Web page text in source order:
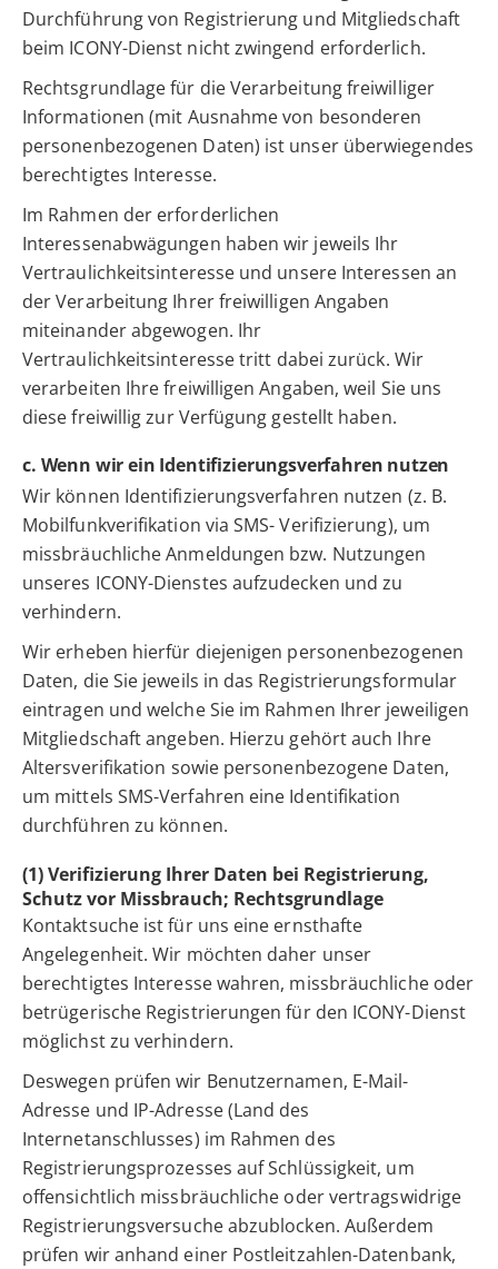
Durchführung von Registrierung und Mitgliedschaft
beim ICONY-Dienst nicht zwingend erforderlich.
Rechtsgrundlage für die Verarbeitung freiwilliger
Informationen (mit Ausnahme von besonderen
personenbezogenen Daten) ist unser überwiegendes
berechtigtes Interesse.
Im Rahmen der erforderlichen
Interessenabwägungen haben wir jeweils Ihr
Vertraulichkeitsinteresse und unsere Interessen an
der Verarbeitung Ihrer freiwilligen Angaben
miteinander abgewogen. Ihr
Vertraulichkeitsinteresse tritt dabei zurück. Wir
verarbeiten Ihre freiwilligen Angaben, weil Sie uns
diese freiwillig zur Verfügung gestellt haben.
c. Wenn wir ein Identifizierungsverfahren nutzen
Wir können Identifizierungsverfahren nutzen (z. B.
Mobilfunkverifikation via SMS- Verifizierung), um
missbräuchliche Anmeldungen bzw. Nutzungen
unseres ICONY-Dienstes aufzudecken und zu
verhindern.
Wir erheben hierfür diejenigen personenbezogenen
Daten, die Sie jeweils in das Registrierungsformular
eintragen und welche Sie im Rahmen Ihrer jeweiligen
Mitgliedschaft angeben. Hierzu gehört auch Ihre
Altersverifikation sowie personenbezogene Daten,
um mittels SMS-Verfahren eine Identifikation
durchführen zu können.
(1) Verifizierung Ihrer Daten bei Registrierung,
Schutz vor Missbrauch; Rechtsgrundlage
Kontaktsuche ist für uns eine ernsthafte
Angelegenheit. Wir möchten daher unser
berechtigtes Interesse wahren, missbräuchliche oder
betrügerische Registrierungen für den ICONY-Dienst
möglichst zu verhindern.
Deswegen prüfen wir Benutzernamen, E-Mail-
Adresse und IP-Adresse (Land des
Internetanschlusses) im Rahmen des
Registrierungsprozesses auf Schlüssigkeit, um
offensichtlich missbräuchliche oder vertragswidrige
Registrierungsversuche abzublocken. Außerdem
prüfen wir anhand einer Postleitzahlen-Datenbank,